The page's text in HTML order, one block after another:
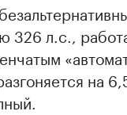
326 л.с.,
на